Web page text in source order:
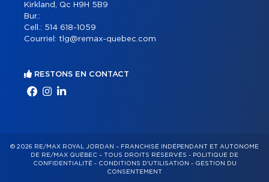
Kirkland, Qc H9H 5B9
Bur.:
Cell.: 514 618-1059
Courriel: tlg@remax-quebec.com
RESTONS EN CONTACT
© 2026 RE/MAX ROYAL JORDAN – FRANCHISÉ INDÉPENDANT ET AUTONOME
DE RE/MAX QUÉBEC – TOUS DROITS RÉSERVÉS - POLITIQUE DE
CONFIDENTIALITÉ- CONDITIONS D'UTILISATION - GESTION DU
CONSENTEMENT